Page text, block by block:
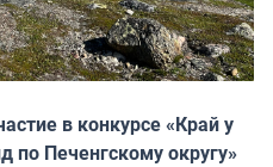
в конкурсе «Край у
по Печенгскому округу»